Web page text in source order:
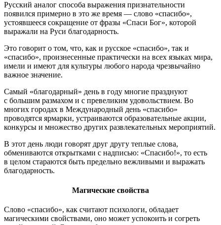
Русский аналог способа выражения признательности
появился примерно в это же время — слово «спасибо»,
устоявшееся сокращение от фразы «Спаси Бог», которой
выражали на Руси благодарность.
Это говорит о том, что, как и русское «спасибо», так и
«спасибо», произнесенные практически на всех языках мира,
имели и имеют для культуры любого народа чрезвычайно
важное значение.
Самый «благодарный» день в году многие празднуют
с большим размахом и с превеликим удовольствием. Во
многих городах в Международный день «спасибо»
проводятся ярмарки, устраиваются образовательные акции,
конкурсы и множество других развлекательных мероприятий.
В этот день люди говорят друг другу теплые слова,
обмениваются открытками с надписью: «Спасибо!», то есть
в целом стараются быть предельно вежливыми и выражать
благодарность.
Магические свойства
Слово «спасибо», как считают психологи, обладает
магическими свойствами, оно может успокоить и согреть